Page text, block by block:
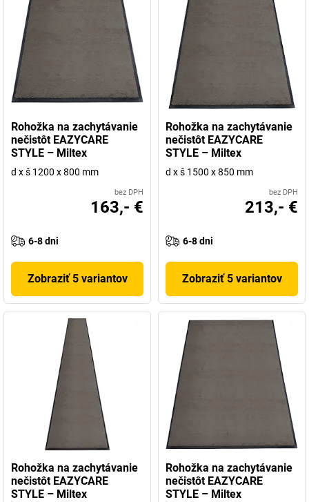
Rohožka na zachytávanie
nečistôt EAZYCARE
STYLE – Miltex
d x š 1200 x 800 mm
bez DPH
163,- €
6-8 dni
Zobraziť 5 variantov
Rohožka na zachytávanie
nečistôt EAZYCARE
STYLE – Miltex
d x š 1500 x 850 mm
bez DPH
213,- €
6-8 dni
Zobraziť 5 variantov
Rohožka na zachytávanie
nečistôt EAZYCARE
STYLE – Miltex
Rohožka na zachytávanie
nečistôt EAZYCARE
STYLE – Miltex